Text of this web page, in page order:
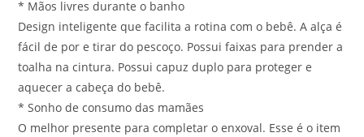
* Mãos livres durante o banho
Design inteligente que facilita a rotina com o bebê. A alça é
fácil de por e tirar do pescoço. Possui faixas para prender a
toalha na cintura. Possui capuz duplo para proteger e
aquecer a cabeça do bebê.
* Sonho de consumo das mamães
O melhor presente para completar o enxoval. Esse é o item